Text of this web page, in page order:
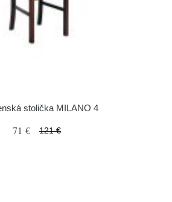
stolička MILANO 4
71 € 121 €